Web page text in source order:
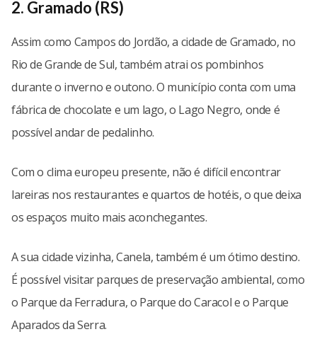
2. Gramado (RS)
Assim como Campos do Jordão, a cidade de Gramado, no
Rio de Grande de Sul, também atrai os pombinhos
durante o inverno e outono. O município conta com uma
fábrica de chocolate e um lago, o Lago Negro, onde é
possível andar de pedalinho.
Com o clima europeu presente, não é difícil encontrar
lareiras nos restaurantes e quartos de hotéis, o que deixa
os espaços muito mais aconchegantes.
A sua cidade vizinha, Canela, também é um ótimo destino.
É possível visitar parques de preservação ambiental, como
o Parque da Ferradura, o Parque do Caracol e o Parque
Aparados da Serra.